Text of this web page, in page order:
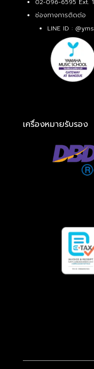
02-096-6595 Ext. 1
ช่องทางการติดต่อ
LINE ID :
เครื่องหมายรับรอง